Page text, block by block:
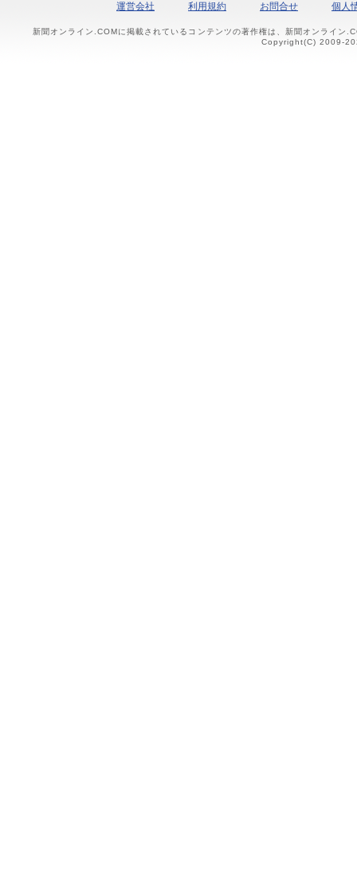
運営会社 利用規約 お問合せ 個人
新聞オンライン.COMに掲載されているコンテンツの著作権は、新聞オンライン
Copyright(C) 2009-